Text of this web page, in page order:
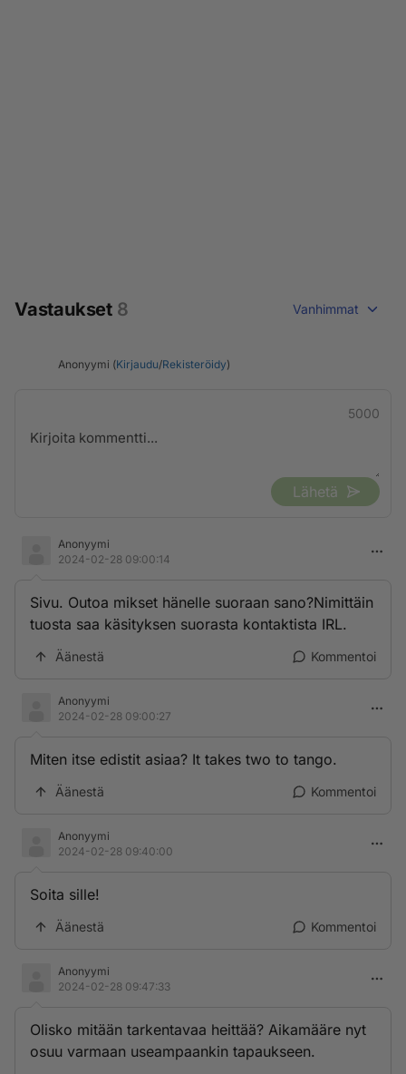
Vastaukset 8 Vanhimmat
Anonyymi (Kirjaudu/Rekisteröidy)
5000
Lähetä
Anonyymi
2024-02-28 09:00:14
Sivu. Outoa mikset hänelle suoraan sano?Nimittäin
tuosta saa käsityksen suorasta kontaktista IRL.
Äänestä Kommentoi
Anonyymi
2024-02-28 09:00:27
Miten itse edistit asiaa? It takes two to tango.
Äänestä Kommentoi
Anonyymi
2024-02-28 09:40:00
Soita sille!
Äänestä Kommentoi
Anonyymi
2024-02-28 09:47:33
Olisko mitään tarkentavaa heittää? Aikamääre nyt
osuu varmaan useampaankin tapaukseen.